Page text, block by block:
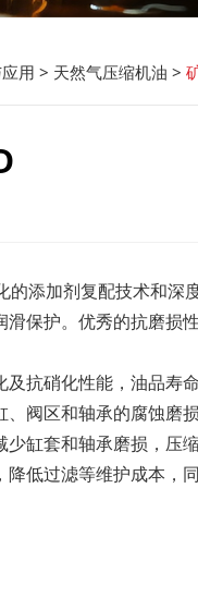
用 > 天然气压缩机油 >
的添加剂复配技术和
保护。优秀的抗磨损
抗硝化性能，油品寿
阀区和轴承的腐蚀磨
缸套和轴承磨损，压
低过滤等维护成本，